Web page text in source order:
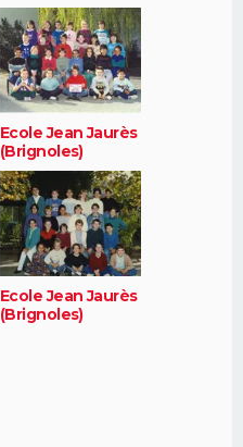
Ecole Jean Jaurès
(Brignoles)
Ecole Jean Jaurès
(Brignoles)